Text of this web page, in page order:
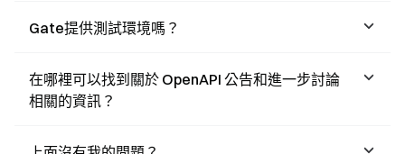
Gate提供測試環境嗎？
在哪裡可以找到關於 OpenAPI 公告和進一步討論
相關的資訊？